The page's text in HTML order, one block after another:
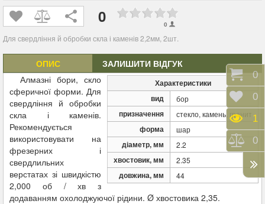
0 0
Для свердління й обробки скла і каменів 2,2мм, 2шт.
ОПИС ЗАЛИШИТИ ВІДГУК
Характеристики
вид
бор
призначення стекло, камень, гранит
форма шар
діаметр, мм 2.2
хвостовик, мм 2.35
довжина, мм 44
Алмазні бори, скло
сферичної форми. Для
свердління й обробки
скла і каменів.
Рекомендується
використовувати на
фрезерних і
свердлильних
верстатах зі швидкістю
2,000 об / хв з
додаванням охолоджуючої рідини. Ø хвостовика 2,35.
0
0
1
0